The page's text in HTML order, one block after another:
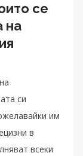
се
на
си
им
в
всеки